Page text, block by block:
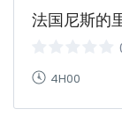
法国尼斯的
4H00